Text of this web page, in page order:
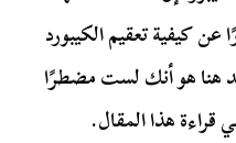
عن كيفية تعقيم الكيبورد
هنا هو أنك لست مضطرًا
هذا المقال.